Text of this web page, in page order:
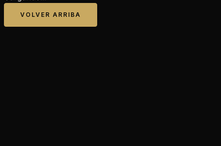
VOLVER ARRIBA